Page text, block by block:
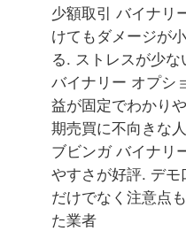
少額取引 バイナリ
けてもダメージが
る. ストレスが少な
バイナリー オプシ
益が固定でわかり
期売買に不向きな
ブビンガ バイナリ
やすさが好評. デ
だけでなく注意点
た業者